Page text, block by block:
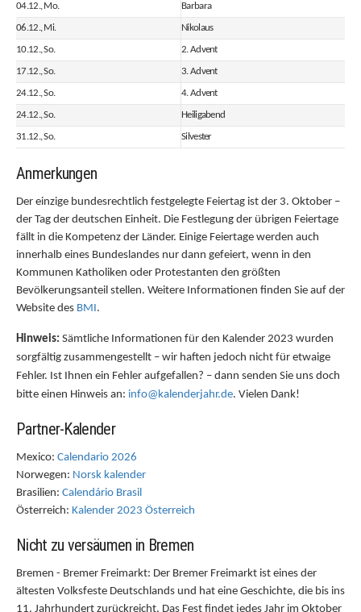
04.12., Mo. Barbara
06.12., Mi. Nikolaus
10.12., So. 2. Advent
17.12., So. 3. Advent
24.12., So. 4. Advent
24.12., So. Heiligabend
31.12., So. Silvester
Anmerkungen
Der einzige bundesrechtlich festgelegte Feiertag ist der 3. Oktober –
der Tag der deutschen Einheit. Die Festlegung der übrigen Feiertage
fällt in die Kompetenz der Länder. Einige Feiertage werden auch
innerhalb eines Bundeslandes nur dann gefeiert, wenn in den
Kommunen Katholiken oder Protestanten den größten
Bevölkerungsanteil stellen. Weitere Informationen finden Sie auf der
Website des BMI.
Hinweis: Sämtliche Informationen für den Kalender 2023 wurden
sorgfältig zusammengestellt – wir haften jedoch nicht für etwaige
Fehler. Ist Ihnen ein Fehler aufgefallen? – dann senden Sie uns doch
bitte einen Hinweis an: info@kalenderjahr.de. Vielen Dank!
Partner-Kalender
Mexico: Calendario 2026
Norwegen: Norsk kalender
Brasilien: Calendário Brasil
Österreich: Kalender 2023 Österreich
Nicht zu versäumen in Bremen
Bremen - Bremer Freimarkt: Der Bremer Freimarkt ist eines der
ältesten Volksfeste Deutschlands und hat eine Geschichte, die bis ins
11. Jahrhundert zurückreicht. Das Fest findet jedes Jahr im Oktober